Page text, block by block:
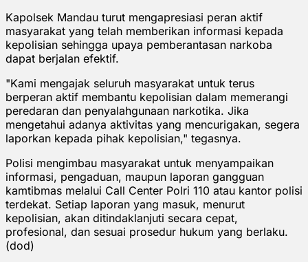
Kapolsek Mandau turut mengapresiasi peran aktif
masyarakat yang telah memberikan informasi kepada
kepolisian sehingga upaya pemberantasan narkoba
dapat berjalan efektif.
"Kami mengajak seluruh masyarakat untuk terus
berperan aktif membantu kepolisian dalam memerangi
peredaran dan penyalahgunaan narkotika. Jika
mengetahui adanya aktivitas yang mencurigakan, segera
laporkan kepada pihak kepolisian," tegasnya.
Polisi mengimbau masyarakat untuk menyampaikan
informasi, pengaduan, maupun laporan gangguan
kamtibmas melalui Call Center Polri 110 atau kantor polisi
terdekat. Setiap laporan yang masuk, menurut
kepolisian, akan ditindaklanjuti secara cepat,
profesional, dan sesuai prosedur hukum yang berlaku.
(dod)